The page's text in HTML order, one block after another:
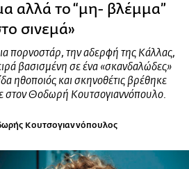
αλλά το “μη- βλέμμα”
σινεμά»
πορνοστάρ, την αδερφή της Κάλλας,
βασισμένη σε ένα «σκανδαλώδες»
ηθοποιός και σκηνοθέτις βρέθηκε
στον Θοδωρή Κουτσογιαννόπουλο.
Κουτσογιαννόπουλος